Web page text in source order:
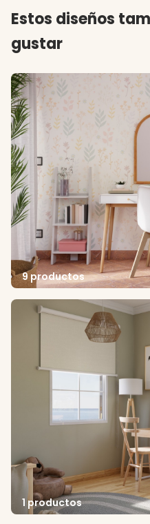
Estos diseños
gustar
9 productos
1 productos